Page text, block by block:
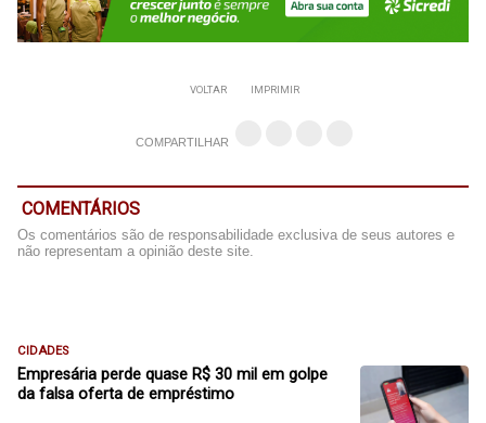
VOLTAR IMPRIMIR
COMPARTILHAR
COMENTÁRIOS
Os comentários são de responsabilidade exclusiva de seus autores e
não representam a opinião deste site.
CIDADES
Empresária perde quase R$ 30 mil em golpe
da falsa oferta de empréstimo